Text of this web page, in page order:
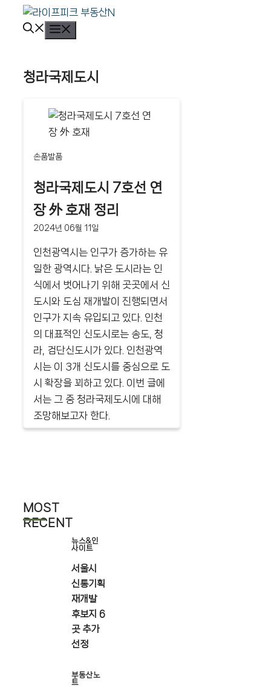
청라국제도시
손품발품
청라국제도시 7호선 연
장 外 호재 정리
2024년 06월 11일
인천광역시는 인구가 증가하는 유
일한 광역시다. 낡은 도시라는 인
식에서 벗어나기 위해 곳곳에서 신
도시와 도심 재개발이 진행되면서
인구가 지속 유입되고 있다. 인천
의 대표적인 신도시로는 송도, 청
라, 검단신도시가 있다. 인천광역
시는 이 3개 신도시를 중심으로 도
시 확장을 꾀하고 있다. 이번 글에
서는 그 중 청라국제도시에 대해
조망해보고자 한다.
MOST
RECENT
뉴스&인
사이트
서울시
신통기획
재개발
후보지 6
곳 추가
선정
부동산노
트